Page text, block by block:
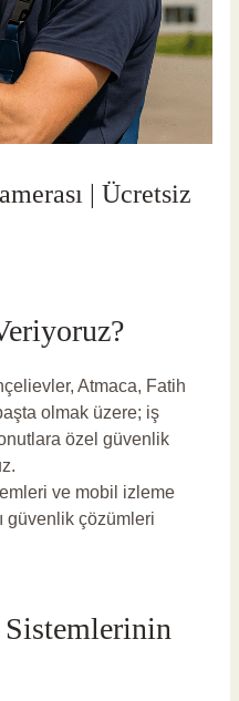
| Ücretsiz
Atmaca, Fatih
olmak üzere; iş
özel güvenlik
ve mobil izleme
güvenlik çözümleri